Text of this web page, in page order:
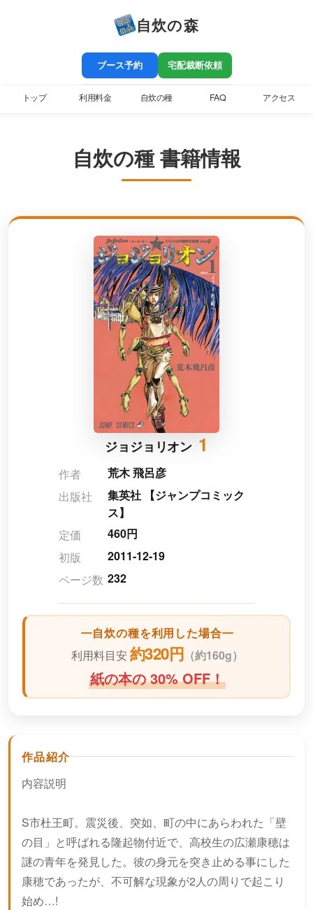
自炊の森
ブース予約 宅配裁断依頼
トップ 利用料金 自炊の種 FAQ アクセス
自炊の種 書籍情報
ジョジョリオン 1
作者
荒木 飛呂彦
出版社
集英社 【ジャンプコミック
ス】
定価
460円
初版
2011-12-19
ページ数 232
自炊の種を利用した場合
利用料目安 約320円 （約160g）
紙の本の 30% OFF！
作品紹介
内容説明
S市杜王町。震災後、突如、町の中にあらわれた「壁
の目」と呼ばれる隆起物付近で、高校生の広瀬康穂は
謎の青年を発見した。彼の身元を突き止める事にした
康穂であったが、不可解な現象が2人の周りで起こり
始め…!